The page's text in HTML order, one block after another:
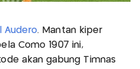
Audero. Mantan kiper
Como 1907 ini,
akan gabung Timnas